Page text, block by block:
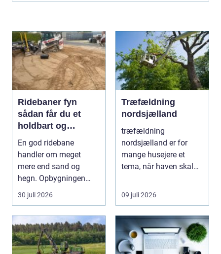
Ridebaner fyn
sådan får du et
holdbart og
funktionelt
underlag
En god ridebane
handler om meget
mere end sand og
hegn. Opbygningen
under overfladen afgør,
hvor meg...
30 juli 2026
Træfældning
nordsjælland
træfældning
nordsjælland er for
mange husejere et
tema, når haven skal
skal ...
09 juli 2026